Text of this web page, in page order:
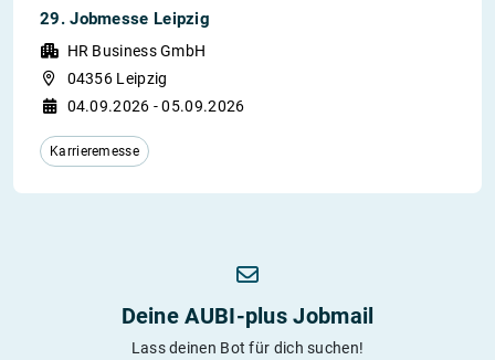
29. Jobmesse Leipzig
HR Business GmbH
04356 Leipzig
04.09.2026 - 05.09.2026
Karrieremesse
Deine AUBI-plus Jobmail
Lass deinen Bot für dich suchen!